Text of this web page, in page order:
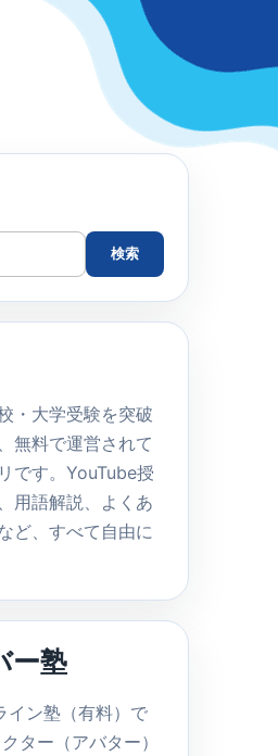
検索
・大学受験を突破
無料で運営されて
です。YouTube授
用語解説、よくあ
ど、すべて自由に
ー塾
イン塾（有料）で
ター（アバター）